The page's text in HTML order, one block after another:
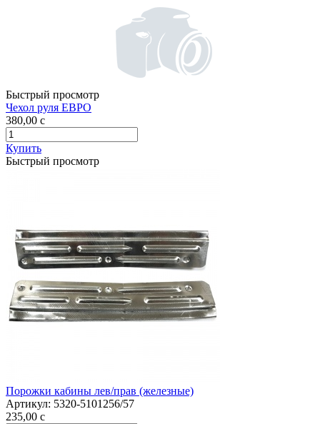
Быстрый просмотр
Чехол руля ЕВРО
380,00 c
Купить
Быстрый просмотр
Порожки кабины лев/прав (железные)
Артикул: 5320-5101256/57
235,00 c